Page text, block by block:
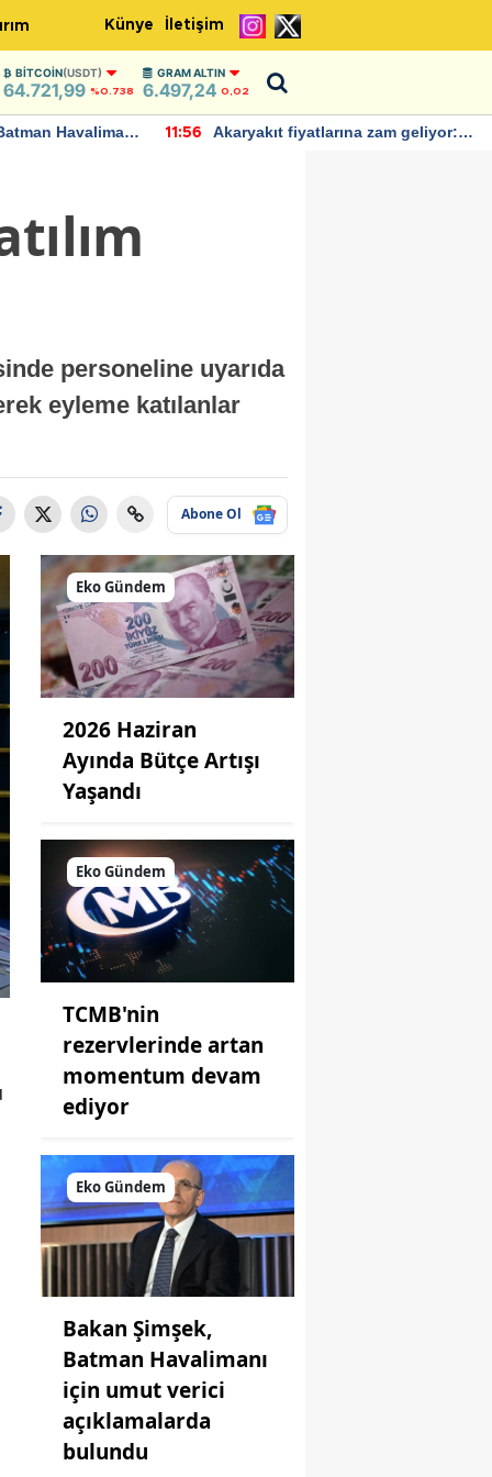
Künye İletişim
BITCOIN(USDT)
64.721,99 %0.738
GRAM ALTIN
6.497,24 0,02
Havalimanı
11:56
Akaryakıt fiyatlarına zam geliyor:
personeline uyarıda
eyleme katılanlar
Abone Ol
Eko Gündem
2026 Haziran
Ayında Bütçe Artışı
Yaşandı
Eko Gündem
TCMB'nin
rezervlerinde artan
momentum devam
ediyor
Eko Gündem
Bakan Şimşek,
Batman Havalimanı
için umut verici
açıklamalarda
bulundu